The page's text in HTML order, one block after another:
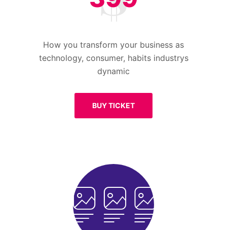
How you transform your business as
technology, consumer, habits industrys
dynamic
BUY TICKET